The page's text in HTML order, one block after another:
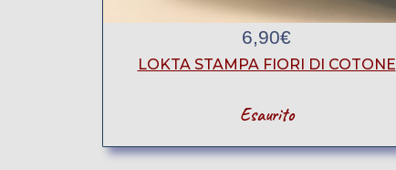
6,90€
LOKTA STAMPA FIORI DI COTONE
Esaurito